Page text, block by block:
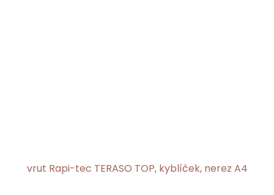
vrut Rapi-tec TERASO TOP, kyblíček, nerez A4